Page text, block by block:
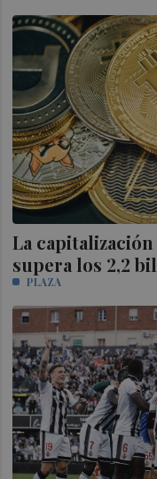
La
supera los 2,2
PLAZA